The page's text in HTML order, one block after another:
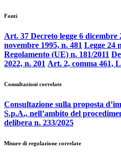
Fonti
Art. 37 Decreto legge 6 dicembre
novembre 1995, n. 481 Legge 24
Regolamento (UE) n. 181/2011
2022, n. 201 Art. 2, comma 461,
Consultazioni correlate
Consultazione sulla proposta
S.p.A., nell’ambito del
delibera n. 233/2025
Misure di regolazione correlate